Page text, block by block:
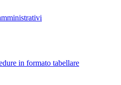
in formato tabellare